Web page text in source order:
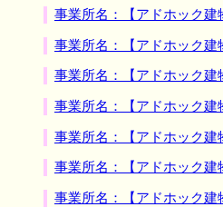
事業所名：【アドホック
事業所名：【アドホック
事業所名：【アドホック
事業所名：【アドホック
事業所名：【アドホック
事業所名：【アドホック
事業所名：【アドホック